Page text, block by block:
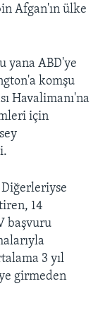
Afgan'ın ülke
yana ABD'ye
komşu
Havalimanı'na
için
14
başvuru
3 yıl
girmeden